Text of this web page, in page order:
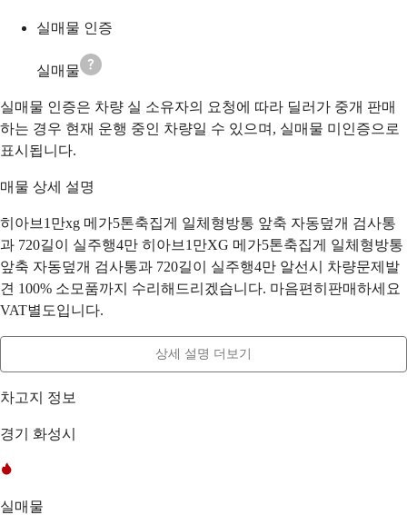
실매물 인증
실매물
실매물 인증은 차량 실 소유자의 요청에 따라 딜러가 중개 판매
하는 경우 현재 운행 중인 차량일 수 있으며, 실매물 미인증으로
표시됩니다.
매물 상세 설명
히아브1만xg 메가5톤축집게 일체형방통 앞축 자동덮개 검사통
과 720길이 실주행4만 히아브1만XG 메가5톤축집게 일체형방통
앞축 자동덮개 검사통과 720길이 실주행4만 알선시 차량문제발
견 100% 소모품까지 수리해드리겠습니다. 마음편히판매하세요
VAT별도입니다.
상세 설명 더보기
차고지 정보
경기 화성시
실매물